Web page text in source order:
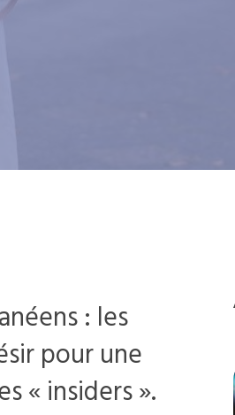
: les
pour une
« insiders ».